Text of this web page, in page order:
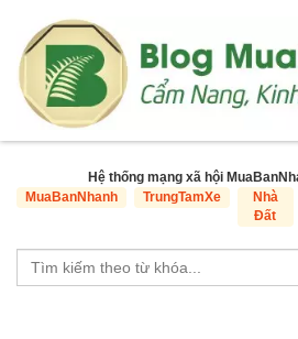
Hệ thống mạng xã hội
MuaBanNhanh
TrungTamXe
Nhà
Đất